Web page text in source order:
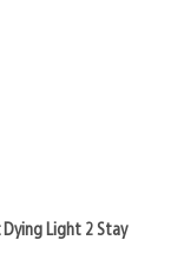
Light 2 Stay